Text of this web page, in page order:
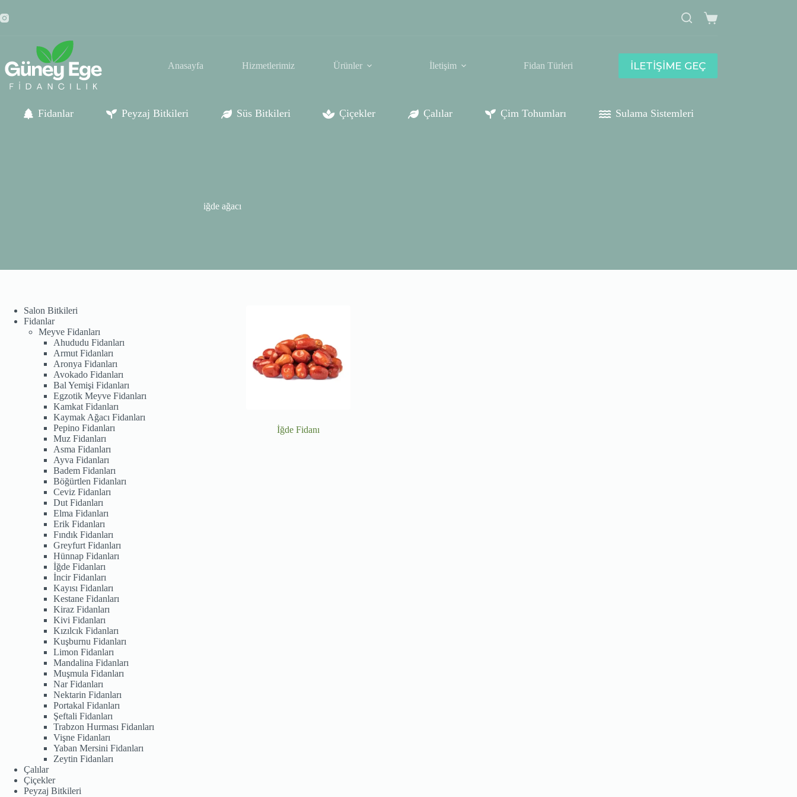
to
content
Shopping
Anasayfa Hizmetlerimiz Ürünler İletişim Fidan Türleri İLETİŞİME GEÇ
Fidanlar Peyzaj Bitkileri Süs Bitkileri Çiçekler Çalılar Çim Tohumları Sulama Sistemleri
iğde ağacı
İğde Fidanı
Salon Bitkileri
Fidanlar
Meyve Fidanları
Ahududu Fidanları
Armut Fidanları
Aronya Fidanları
Avokado Fidanları
Bal Yemişi Fidanları
Egzotik Meyve Fidanları
Kamkat Fidanları
Kaymak Ağacı Fidanları
Pepino Fidanları
Muz Fidanları
Asma Fidanları
Ayva Fidanları
Badem Fidanları
Böğürtlen Fidanları
Ceviz Fidanları
Dut Fidanları
Elma Fidanları
Erik Fidanları
Fındık Fidanları
Greyfurt Fidanları
Hünnap Fidanları
İğde Fidanları
İncir Fidanları
Kayısı Fidanları
Kestane Fidanları
Kiraz Fidanları
Kivi Fidanları
Kızılcık Fidanları
Kuşburnu Fidanları
Limon Fidanları
Mandalina Fidanları
Muşmula Fidanları
Nar Fidanları
Nektarin Fidanları
Portakal Fidanları
Şeftali Fidanları
Trabzon Hurması Fidanları
Vişne Fidanları
Yaban Mersini Fidanları
Zeytin Fidanları
Çalılar
Çiçekler
Peyzaj Bitkileri